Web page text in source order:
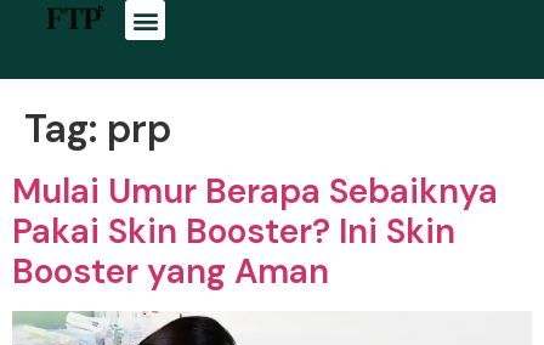
Tag: prp
Mulai Umur Berapa Sebaiknya
Pakai Skin Booster? Ini Skin
Booster yang Aman